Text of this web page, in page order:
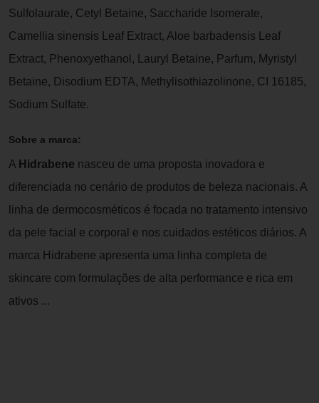
Sulfolaurate, Cetyl Betaine, Saccharide Isomerate,
Camellia sinensis Leaf Extract, Aloe barbadensis Leaf
Extract, Phenoxyethanol, Lauryl Betaine, Parfum, Myristyl
Betaine, Disodium EDTA, Methylisothiazolinone, CI 16185,
Sodium Sulfate.
Sobre a marca:
A Hidrabene nasceu de uma proposta inovadora e
diferenciada no cenário de produtos de beleza nacionais. A
linha de dermocosméticos é focada no tratamento intensivo
da pele facial e corporal e nos cuidados estéticos diários. A
marca Hidrabene apresenta uma linha completa de
skincare com formulações de alta performance e rica em
ativos ...